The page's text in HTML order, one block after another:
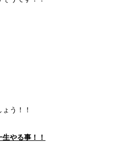
う！！
生やる事！！